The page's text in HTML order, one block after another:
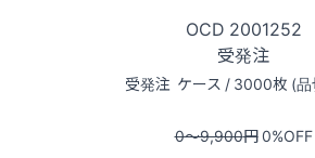
OCD 2001252
受発注
受発注 ケース / 3000枚 (
0〜9,900円0%OFF